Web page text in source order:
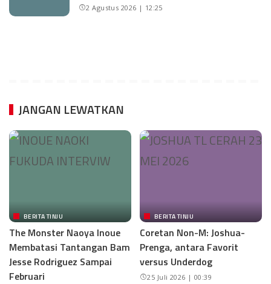
2 Agustus 2026 | 12:25
JANGAN LEWATKAN
BERITA TINJU
The Monster Naoya Inoue
Membatasi Tantangan Bam
Jesse Rodriguez Sampai
Februari
BERITA TINJU
Coretan Non-M: Joshua-
Prenga, antara Favorit
versus Underdog
25 Juli 2026 | 00:39